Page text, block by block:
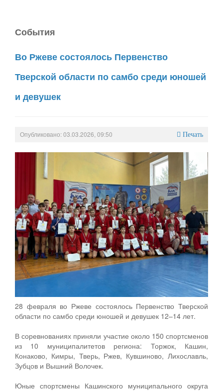
События
Во Ржеве состоялось Первенство
Тверской области по самбо среди юношей
и девушек
Опубликовано: 03.03.2026, 09:50 Печать
28 февраля во Ржеве состоялось Первенство Тверской
области по самбо среди юношей и девушек 12–14 лет.
В соревнованиях приняли участие около 150 спортсменов
из 10 муниципалитетов региона: Торжок, Кашин,
Конаково, Кимры, Тверь, Ржев, Кувшиново, Лихославль,
Зубцов и Вышний Волочек.
Юные спортсмены Кашинского муниципального округа